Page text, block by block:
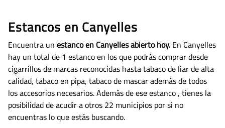
Estancos en Canyelles
Encuentra un estanco en Canyelles abierto hoy. En Canyelles
hay un total de 1 estanco en los que podrás comprar desde
cigarrillos de marcas reconocidas hasta tabaco de liar de alta
calidad, tabaco en pipa, tabaco de mascar además de todos
los accesorios necesarios.Además de ese estanco , tienes la
posibilidad de acudir a otros 22 municipios por si no
encuentras lo que estás buscando.